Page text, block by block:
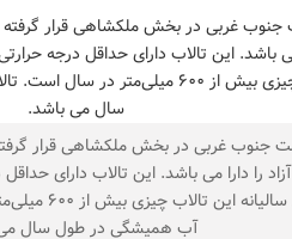
همچنین
آب همیشگی در طول سال